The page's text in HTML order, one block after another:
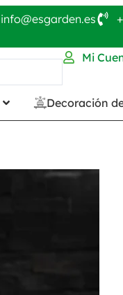
info@esgarden.es
Mi
Decoración